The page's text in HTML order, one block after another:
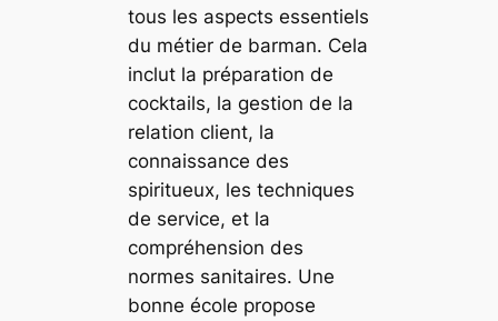
tous les aspects essentiels
du métier de barman. Cela
inclut la préparation de
cocktails, la gestion de la
relation client, la
connaissance des
spiritueux, les techniques
de service, et la
compréhension des
normes sanitaires. Une
bonne école propose